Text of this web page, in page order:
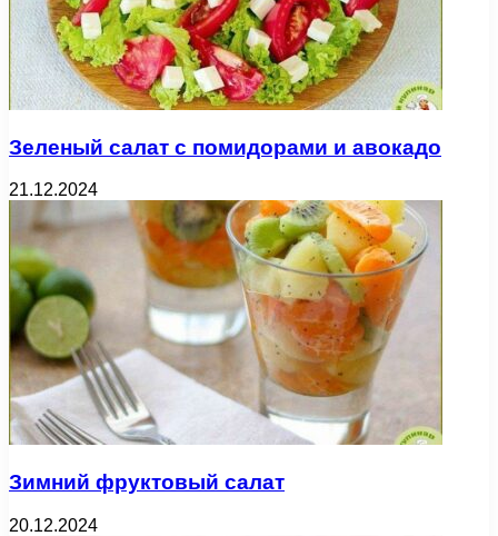
Зеленый салат с помидорами и авокадо
21.12.2024
Зимний фруктовый салат
20.12.2024